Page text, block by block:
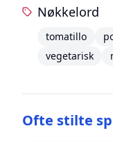
Nøkkelord
tomatillo
vegetarisk
Ofte stilte